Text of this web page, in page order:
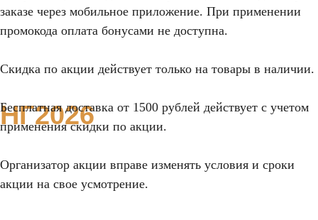
Скидка 20% по
промокоду
НГ2026
c 25
декабря
заказе через мобильное приложение. При применении
промокода оплата бонусами не доступна.
Скидка по акции действует только на товары в наличии.
Бесплатная доставка от 1500 рублей действует с учетом
применения скидки по акции.
Организатор акции вправе изменять условия и сроки
акции на свое усмотрение.